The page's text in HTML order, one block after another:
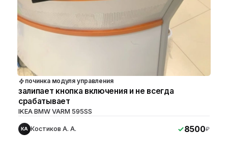
починка модуля управления
залипает кнопка включения и не всегда
срабатывает
IKEA BMW VARM 595SS
КА Костиков А. А. 8500₽